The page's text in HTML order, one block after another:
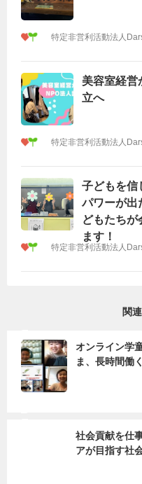
美容室経
立へ
子どもを信
パワーが出
どもたちが
ます！
関
オンライン学
ま、長時間働
社会貢献を仕
アが目指す社